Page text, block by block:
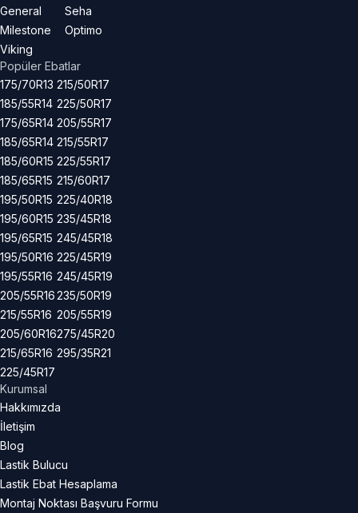
General
Milestone
Viking
Seha
Optimo
Popüler Ebatlar
175/70R13
185/55R14
175/65R14
185/65R14
185/60R15
185/65R15
195/50R15
195/60R15
195/65R15
195/50R16
195/55R16
205/55R16
215/55R16
205/60R16
215/65R16
225/45R17
215/50R17
225/50R17
205/55R17
215/55R17
225/55R17
215/60R17
225/40R18
235/45R18
245/45R18
225/45R19
245/45R19
235/50R19
205/55R19
275/45R20
295/35R21
Kurumsal
Hakkımızda
İletişim
Blog
Lastik Bulucu
Lastik Ebat Hesaplama
Montaj Noktası Başvuru Formu